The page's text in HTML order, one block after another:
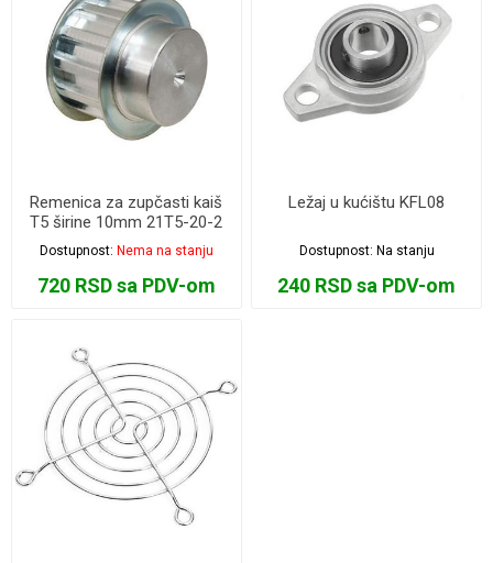
Remenica za zupčasti kaiš
T5 širine 10mm 21T5-20-2
Dostupnost: Nema na stanju
720 RSD sa PDV-om
Ležaj u kućištu KFL08
Dostupnost: Na stanju
240 RSD sa PDV-om